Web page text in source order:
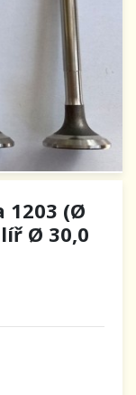
1203 (Ø
Ø 30,0